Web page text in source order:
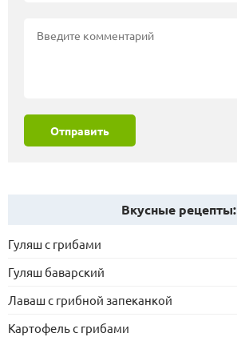
Отправить
Вкусные рецепты:
Гуляш с грибами
Гуляш баварский
Лаваш с грибной запеканкой
Картофель с грибами